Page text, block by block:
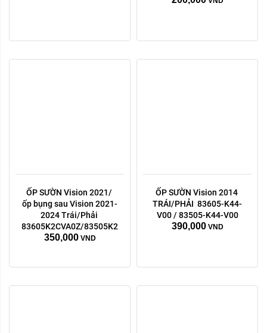
ỐP SƯỜN Vision 2021/
ốp bụng sau Vision 2021-
2024 Trái/Phải
83605K2CVA0Z/83505K2CVA0Z
350,000 VND
ỐP SƯỜN Vision 2014
TRÁI/PHẢI  83605-K44-
V00 / 83505-K44-V00
390,000 VND
Trái phải:
phải
trái
Xóa